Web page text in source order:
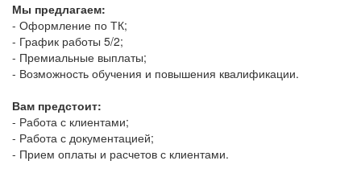
Мы предлагаем:
- Оформление по ТК;
- График работы 5/2;
- Премиальные выплаты;
- Возможность обучения и повышения квалификации.
Вам предстоит:
- Работа с клиентами;
- Работа с документацией;
- Прием оплаты и расчетов с клиентами.